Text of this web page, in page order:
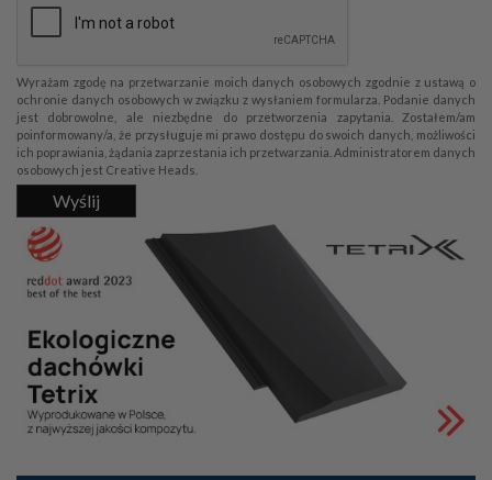
Wyrażam zgodę na przetwarzanie moich danych osobowych zgodnie z ustawą o
ochronie danych osobowych w związku z wysłaniem formularza. Podanie danych
jest dobrowolne, ale niezbędne do przetworzenia zapytania. Zostałem/am
poinformowany/a, że przysługuje mi prawo dostępu do swoich danych, możliwości
ich poprawiania, żądania zaprzestania ich przetwarzania. Administratorem danych
osobowych jest Creative Heads.
Wyślij